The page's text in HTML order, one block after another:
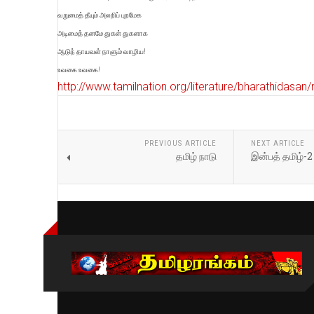
வறுமைத் தீயும் அலறிப் புறமேக
அடிமைத் தனமே துகள் துகளாக
ஆடுந் தாயவள் நாளும் வாழிய!
உவகை உவகை!
http://www.tamilnation.org/literature/
PREVIOUS ARTICLE
தமிழ் நாடு
NEXT ARTICLE
இன்பத் தமிழ்-2